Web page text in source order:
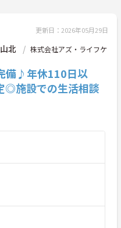
更新日：2026年05月29日
北
株式会社アズ・ライフケ
備♪年休110日以
◎施設での生活相談